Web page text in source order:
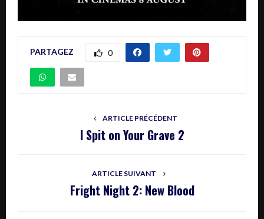
PARTAGEZ 0
ARTICLE PRÉCÉDENT
I Spit on Your Grave 2
ARTICLE SUIVANT
Fright Night 2: New Blood